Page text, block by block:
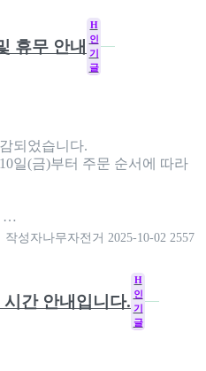
휴무 안내
H
인
기
글
되었습니다.
일(금)부터 주문 순서에 따라
…
작성자나무자전거 2025-10-02 2557
간 안내입니다.
H
인
기
글